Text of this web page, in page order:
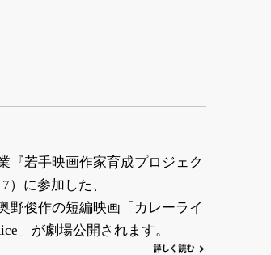
『若手映画作家育成プロジェク
）に参加した、
野俊作の短編映画「カレーライ
」が劇場公開されます。
詳し く 読む